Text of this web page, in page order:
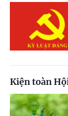
Kiện toàn